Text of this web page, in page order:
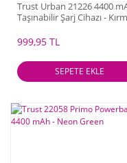
Trust Urban 21226 4400
Taşınabilir Şarj Cihazı -
999,95 TL
SEPETE EKLE